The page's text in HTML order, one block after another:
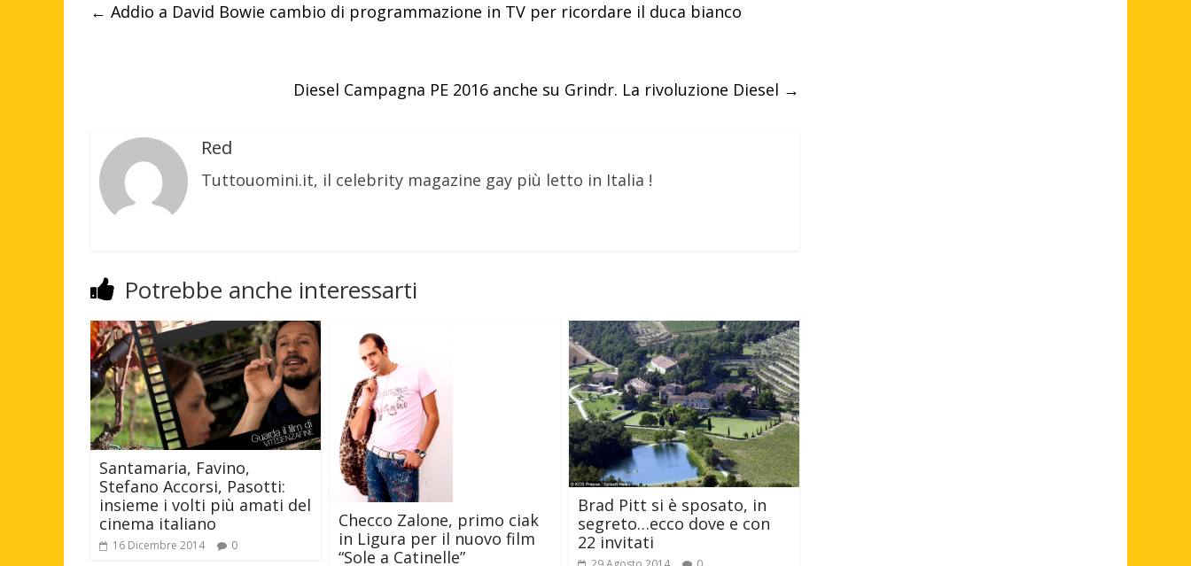
← Addio a David Bowie cambio di programmazione in TV per ricordare il duca bianco
Diesel Campagna PE 2016 anche su Grindr. La rivoluzione Diesel →
Red
Tuttouomini.it, il celebrity magazine gay più letto in Italia !
Potrebbe anche interessarti
Santamaria, Favino,
Stefano Accorsi, Pasotti:
insieme i volti più amati del
cinema italiano
16 Dicembre 2014 0
Checco Zalone, primo ciak
in Ligura per il nuovo film
“Sole a Catinelle”
Brad Pitt si è sposato, in
segreto…ecco dove e con
22 invitati